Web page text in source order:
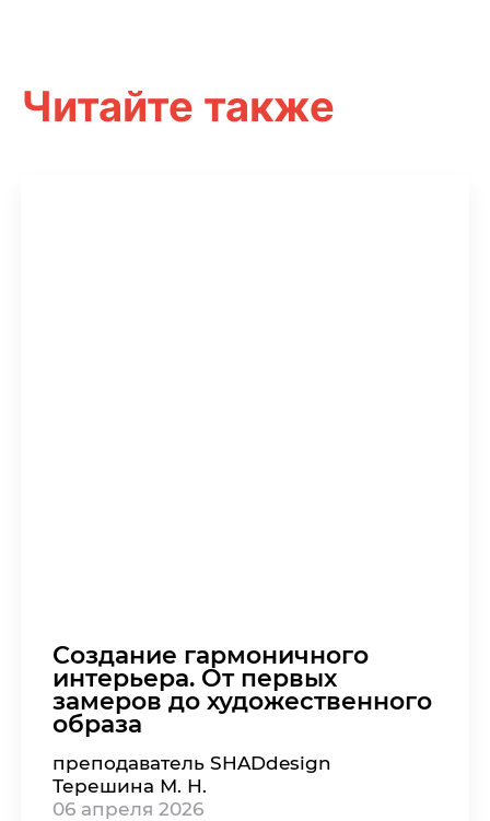
Читайте также
Создание гармоничного
интерьера. От первых
замеров до художественного
образа
преподаватель SHADdesign
Терешина М. Н.
06 апреля 2026